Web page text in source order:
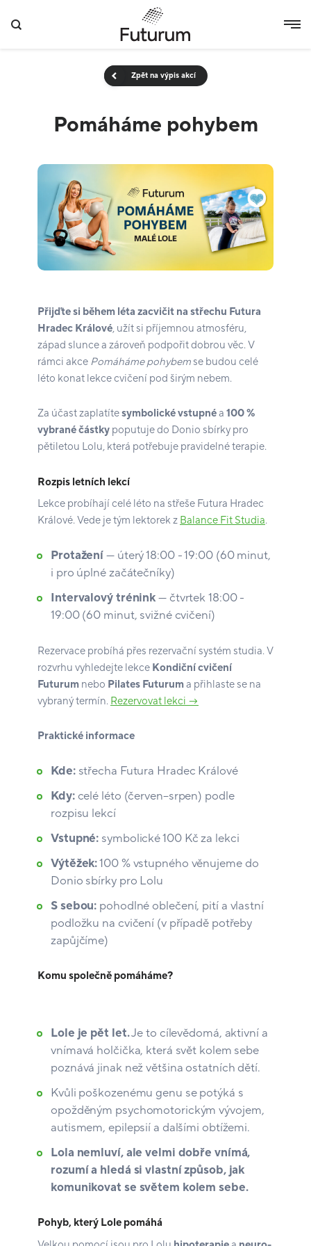
Zpět na výpis akcí
Pomáháme pohybem
Přijďte si během léta zacvičit na střechu Futura
Hradec Králové, užít si příjemnou atmosféru,
západ slunce a zároveň podpořit dobrou věc. V
rámci akce Pomáháme pohybem se budou celé
léto konat lekce cvičení pod širým nebem.
Za účast zaplatítesymbolické vstupnéa 100 %
vybrané částky poputuje do Donio sbírky pro
pětiletou Lolu, která potřebuje pravidelné terapie.
Rozpis letních lekcí
Lekce probíhají celé léto na střeše Futura Hradec
Králové. Vede je tým lektorek z Balance Fit Studia.
Protažení— úterý 18:00 - 19:00 (60 minut,
i pro úplné začátečníky)
Intervalový trénink— čtvrtek 18:00 -
19:00 (60 minut, svižné cvičení)
Rezervace probíhá přes rezervační systém studia. V
rozvrhu vyhledejte lekce Kondiční cvičení
Futurum nebo Pilates Futuruma přihlaste se na
vybraný termín. Rezervovat lekci →
Praktické informace
Kde:střecha Futura Hradec Králové
Kdy:celé léto (červen–srpen) podle
rozpisu lekcí
Vstupné: symbolické 100 Kč za lekci
Výtěžek:100 % vstupného věnujeme do
Donio sbírky pro Lolu
S sebou: pohodlné oblečení, pití a vlastní
podložku na cvičení (v případě potřeby
zapůjčíme)
Komu společně pomáháme?
Lole je pět let.Je to cílevědomá, aktivní a
vnímavá holčička, která svět kolem sebe
poznává jinak než většina ostatních dětí.
Kvůli poškozenému genu se potýká s
opožděným psychomotorickým vývojem,
autismem, epilepsií a dalšími obtížemi.
Lola nemluví, ale velmi dobře vnímá,
rozumí a hledá si vlastní způsob, jak
komunikovat se světem kolem sebe.
Pohyb, který Lole pomáhá